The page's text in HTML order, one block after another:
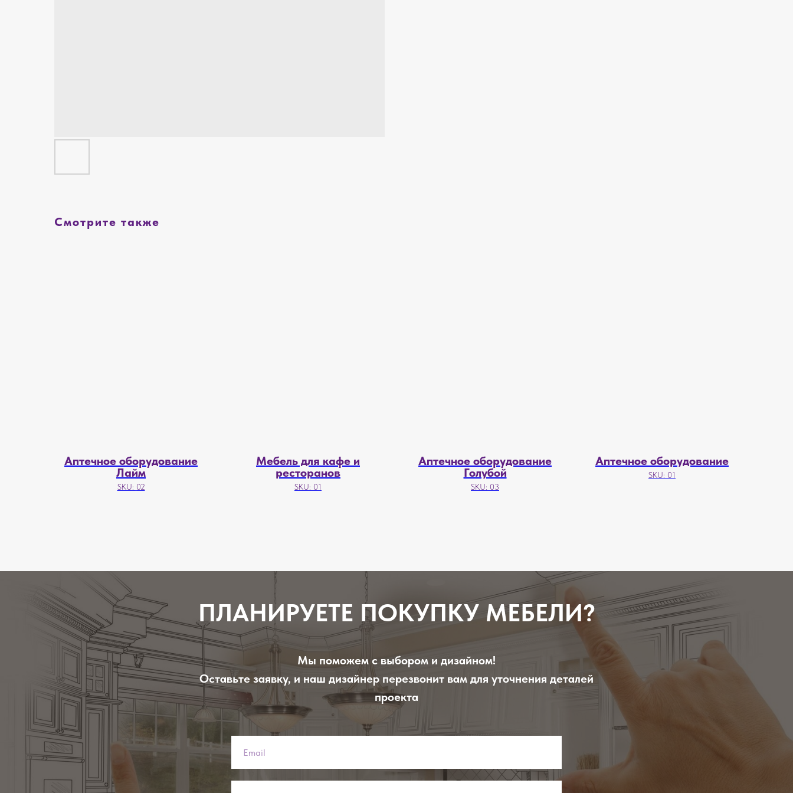
Смотрите также
Аптечное оборудование
Лайм
SKU: 02
Мебель для кафе и
ресторанов
SKU: 01
Аптечное оборудование
Голубой
SKU: 03
Аптечное оборудование
SKU: 01
ПЛАНИРУЕТЕ ПОКУПКУ МЕБЕЛИ?
Мы поможем с выбором и дизайном!
Оставьте заявку, и наш дизайнер перезвонит вам для уточнения деталей
проекта